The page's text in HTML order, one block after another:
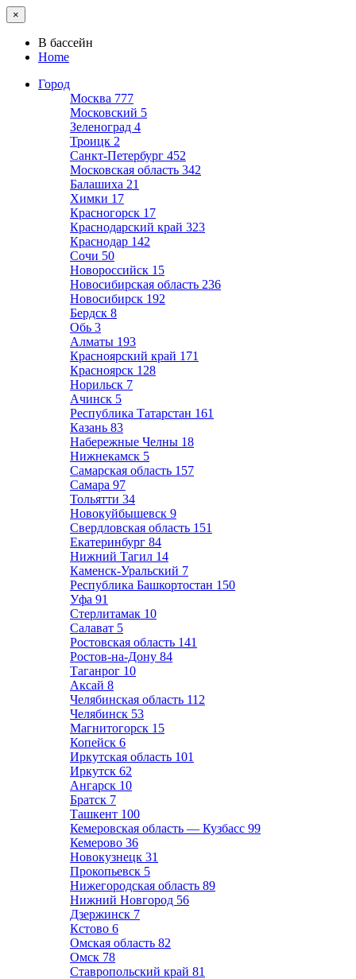
×
В бассейн
Home
Город
Москва 777
Московский 5
Зеленоград 4
Троицк 2
Санкт-Петербург 452
Московская область 342
Балашиха 21
Химки 17
Красногорск 17
Краснодарский край 323
Краснодар 142
Сочи 50
Новороссийск 15
Новосибирская область 236
Новосибирск 192
Бердск 8
Обь 3
Алматы 193
Красноярский край 171
Красноярск 128
Норильск 7
Ачинск 5
Республика Татарстан 161
Казань 83
Набережные Челны 18
Нижнекамск 5
Самарская область 157
Самара 97
Тольятти 34
Новокуйбышевск 9
Свердловская область 151
Екатеринбург 84
Нижний Тагил 14
Каменск-Уральский 7
Республика Башкортостан 150
Уфа 91
Стерлитамак 10
Салават 5
Ростовская область 141
Ростов-на-Дону 84
Таганрог 10
Аксай 8
Челябинская область 112
Челябинск 53
Магнитогорск 15
Копейск 6
Иркутская область 101
Иркутск 62
Ангарск 10
Братск 7
Ташкент 100
Кемеровская область — Кузбасс 99
Кемерово 36
Новокузнецк 31
Прокопьевск 5
Нижегородская область 89
Нижний Новгород 56
Дзержинск 7
Кстово 6
Омская область 82
Омск 78
Ставропольский край 81